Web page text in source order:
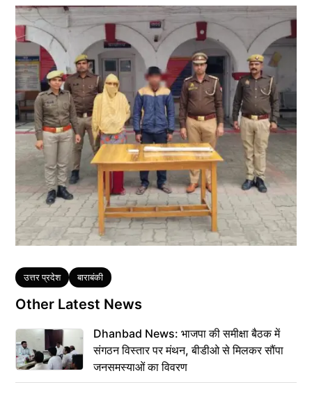
Tags
उत्तर प्रदेश बाराबंकी
Other Latest News
Dhanbad News: भाजपा की समीक्षा बैठक में
संगठन विस्तार पर मंथन, बीडीओ से मिलकर सौंपा
जनसमस्याओं का विवरण